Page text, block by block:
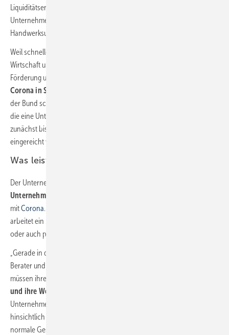
Liquiditätsengpässe zu entschärfen – eine
Unternehmenssicherungsberatung ist für viele
Handwerksunternehmen jetzt existenziell.
Weil schnelle Hilfe gefordert ist, hat das Bundesministerium für
Wirtschaft und Energie (BMWi) die bestehende Rahmenrichtlinie zur
Förderung unternehmerischen Know-hows
Corona in Schwierigkeiten geratene KMU ergänzt.
der Bund schnelle und unbürokratische finanzielle Hilfe für Betriebe,
die eine Unternehmensberatung zurate ziehen. Anträge konnten
zunächst bis 31. Dezember 2020 beim Bafa als Bewilligungsbehörde
eingereicht werden.
Was leistet der Bafa-Unternehmensberater?
Der Unternehmensberater
Unternehmens
mitCorona. Auf dieser Basis gibt er Handlungsempfehlungen bzw.
arbeitet ein Maßnahmenpaket aus. Das können Liquiditätspläne sein
oder auch praktische Tipps zur Kommunikation.
„Gerade in der Kommunikation ist der Bedarf jetzt immanent“, so Bafa-
Berater und Digitalisierungsexperte Michael Elbs. „Betriebe wollen und
müssen ihre Kommunikationstools optimieren, um ihr
und ihre Wettbewerbsfähigkeit weiterhin zu sichern“
Unternehmensberater. „Aber auch Handlungsempfehlungen
hinsichtlich Auslastung und Terminierung sind gefragt, da der
normale Geschäftsbetrieb ganz neuen Anforderungen weichen